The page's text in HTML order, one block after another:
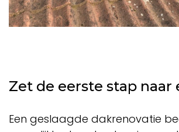
Zet de eerste stap
Een geslaagde dakrenovatie